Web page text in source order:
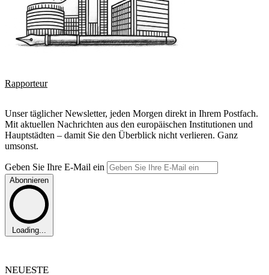
Rapporteur
Unser täglicher Newsletter, jeden Morgen direkt in Ihrem Postfach.
Mit aktuellen Nachrichten aus den europäischen Institutionen und
Hauptstädten – damit Sie den Überblick nicht verlieren. Ganz
umsonst.
Geben Sie Ihre E-Mail ein
Abonnieren
Loading...
NEUESTE